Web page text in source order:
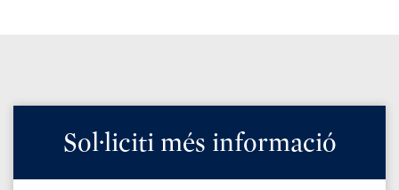
Sol·liciti més informació